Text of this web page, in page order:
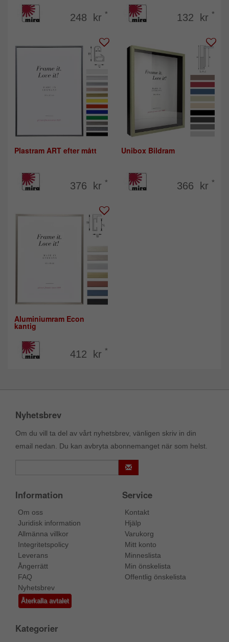
248 kr * 132 kr *
Plastram ART efter mått
376 kr *
Unibox Bildram
366 kr *
Aluminiumram Econ
kantig
412 kr *
Nyhetsbrev
Om du vill ta del av vårt nyhetsbrev, vänligen skriv in din
email nedan. Du kan avbryta abonnemanget när som helst.
Information
Om oss
Juridisk information
Allmänna villkor
Integritetspolicy
Leverans
Ångerrätt
FAQ
Nyhetsbrev
Återkalla avtalet
Service
Kontakt
Hjälp
Varukorg
Mitt konto
Minneslista
Min önskelista
Offentlig önskelista
Kategorier